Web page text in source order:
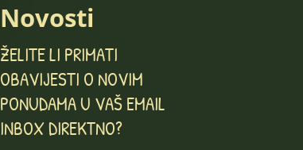
Novosti
ŽELITE LI PRIMATI
OBAVIJESTI O NOVIM
PONUDAMA U VAŠ EMAIL
INBOX DIREKTNO?